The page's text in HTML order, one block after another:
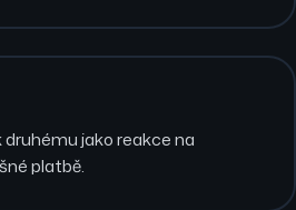
jako reakce na
platbě.